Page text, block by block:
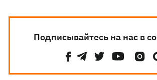
Подписывайтесь на нас в